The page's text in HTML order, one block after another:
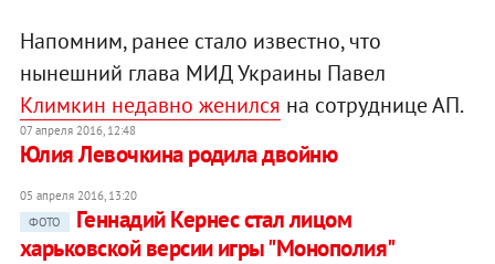
Напомним, ранее стало известно, что
нынешний глава МИД Украины Павел
Климкин недавно женился на сотруднице АП.
07 апреля 2016, 12:48
Юлия Левочкина родила двойню
05 апреля 2016, 13:20
ФОТО
Геннадий Кернес стал лицом
харьковской версии игры "Монополия"